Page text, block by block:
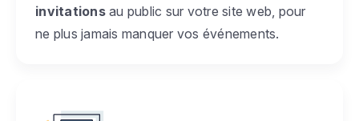
invitationsau public sur votre site web, pour
ne plus jamais manquer vos événements.